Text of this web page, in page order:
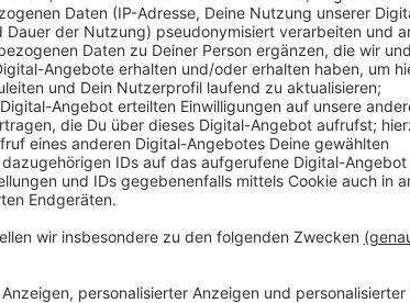
Anzeige
In der ersten Woche des neuen Jahres startet auch
(KoCI) des Kreises Borken in seinen vier Impfstellen
Boosterimpfungen für Personen ab 12 Jahren,
Monate zurückliegt. In dieser Woche findet das
der kreiseigenen Impfstelle in Bocholt (ehem.
, jeweils
werden die Impfstoffe von Moderna und BioNTech,